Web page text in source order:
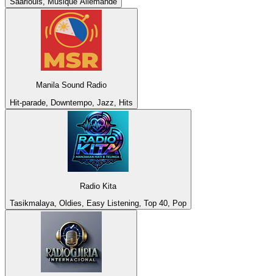
Manila Sound Radio
Hit-parade, Downtempo, Jazz, Hits
Radio Kita
Tasikmalaya, Oldies, Easy Listening, Top 40, Pop